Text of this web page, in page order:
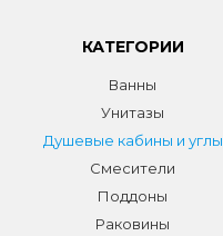
КАТЕГОРИИ
Ванны
Унитазы
Душевые кабины и углы
Смесители
Поддоны
Раковины